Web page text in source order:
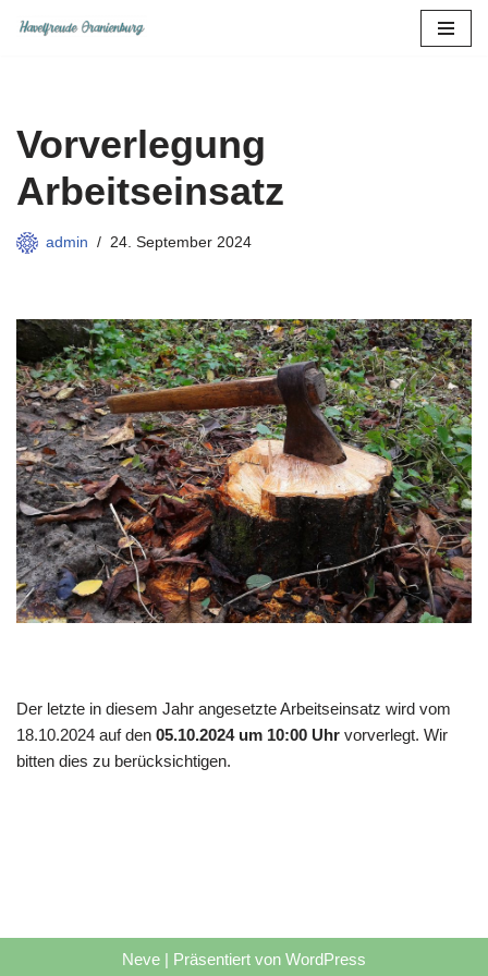
Vorverlegung
Arbeitseinsatz
admin 24. September 2024
Der letzte in diesem Jahr angesetzte Arbeitseinsatz wird vom
18.10.2024 auf den 05.10.2024 um 10:00 Uhr vorverlegt. Wir
bitten dies zu berücksichtigen.
Neve | Präsentiert von WordPress